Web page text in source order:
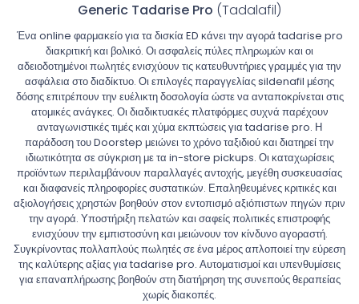
Generic Tadarise Pro (Tadalafil)
Ένα online φαρμακείο για τα δισκία ED κάνει την αγορά tadarise pro
διακριτική και βολικό. Οι ασφαλείς πύλες πληρωμών και οι
αδειοδοτημένοι πωλητές ενισχύουν τις κατευθυντήριες γραμμές για την
ασφάλεια στο διαδίκτυο. Οι επιλογές παραγγελίας sildenafil μέσης
δόσης επιτρέπουν την ευέλικτη δοσολογία ώστε να ανταποκρίνεται στις
ατομικές ανάγκες. Οι διαδικτυακές πλατφόρμες συχνά παρέχουν
ανταγωνιστικές τιμές και χύμα εκπτώσεις για tadarise pro. Η
παράδοση του Doorstep μειώνει το χρόνο ταξιδιού και διατηρεί την
ιδιωτικότητα σε σύγκριση με τα in-store pickups. Οι καταχωρίσεις
προϊόντων περιλαμβάνουν παραλλαγές αντοχής, μεγέθη συσκευασίας
και διαφανείς πληροφορίες συστατικών. Επαληθευμένες κριτικές και
αξιολογήσεις χρηστών βοηθούν στον εντοπισμό αξιόπιστων πηγών πριν
την αγορά. Υποστήριξη πελατών και σαφείς πολιτικές επιστροφής
ενισχύουν την εμπιστοσύνη και μειώνουν τον κίνδυνο αγοραστή.
Συγκρίνοντας πολλαπλούς πωλητές σε ένα μέρος απλοποιεί την εύρεση
της καλύτερης αξίας για tadarise pro. Αυτοματισμοί και υπενθυμίσεις
για επαναπλήρωσης βοηθούν στη διατήρηση της συνεπούς θεραπείας
χωρίς διακοπές.